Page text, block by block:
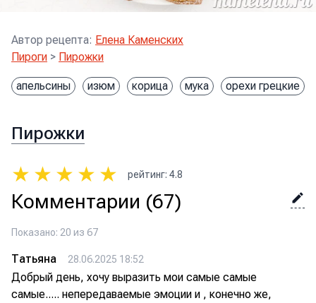
Автор рецепта: Елена Каменских
Пироги > Пирожки
апельсины изюм корица мука орехи грецкие
Пирожки
★ ★ ★ ★ ★ рейтинг: 4.8
Комментарии (67)
Показано: 20 из 67
Татьяна 28.06.2025 18:52
Добрый день, хочу выразить мои самые самые
самые..... непередаваемые эмоции и , конечно же,